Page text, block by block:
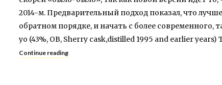
2014-м. Предварительный подход показал, что
обратном порядке, и начать с более современного,
yo (43%, OB, Sherry cask,distilled 1995 and earlier years)
Continue reading